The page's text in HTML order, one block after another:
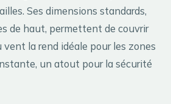
Ses dimensions standards,
de haut, permettent de couvrir
la rend idéale pour les zones
un atout pour la sécurité